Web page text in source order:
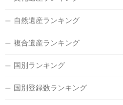
自然遺産ランキング
複合遺産ランキング
国別ランキング
国別登録数ランキング